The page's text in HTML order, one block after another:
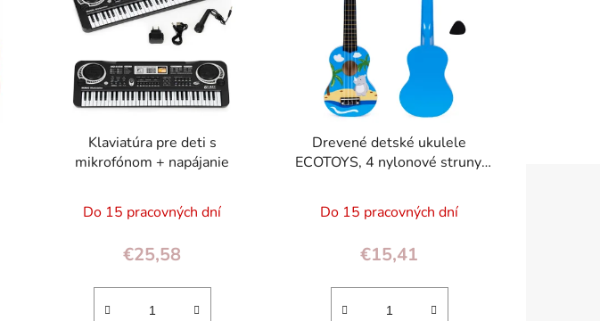
Klaviatúra pre deti s
mikrofónom + napájanie
Do 15 pracovných dní
€25,58
Drevené detské ukulele
ECOTOYS, 4 nylonové struny,
Do 15 pracovných dní
€15,41